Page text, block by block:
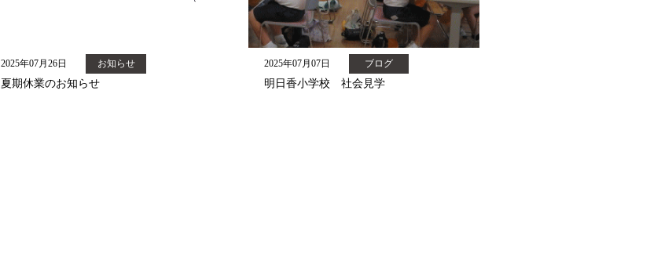
2025年07月26日 お知らせ
夏期休業のお知らせ
2025年07月07日 ブログ
明日香小学校 社会見学